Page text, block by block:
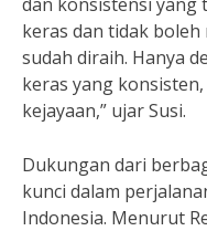
keras dan tidak
sudah diraih. Hanya
keras yang
kejayaan,” ujar Susi.
Dukungan dari
kunci dalam
Indonesia. Menurut